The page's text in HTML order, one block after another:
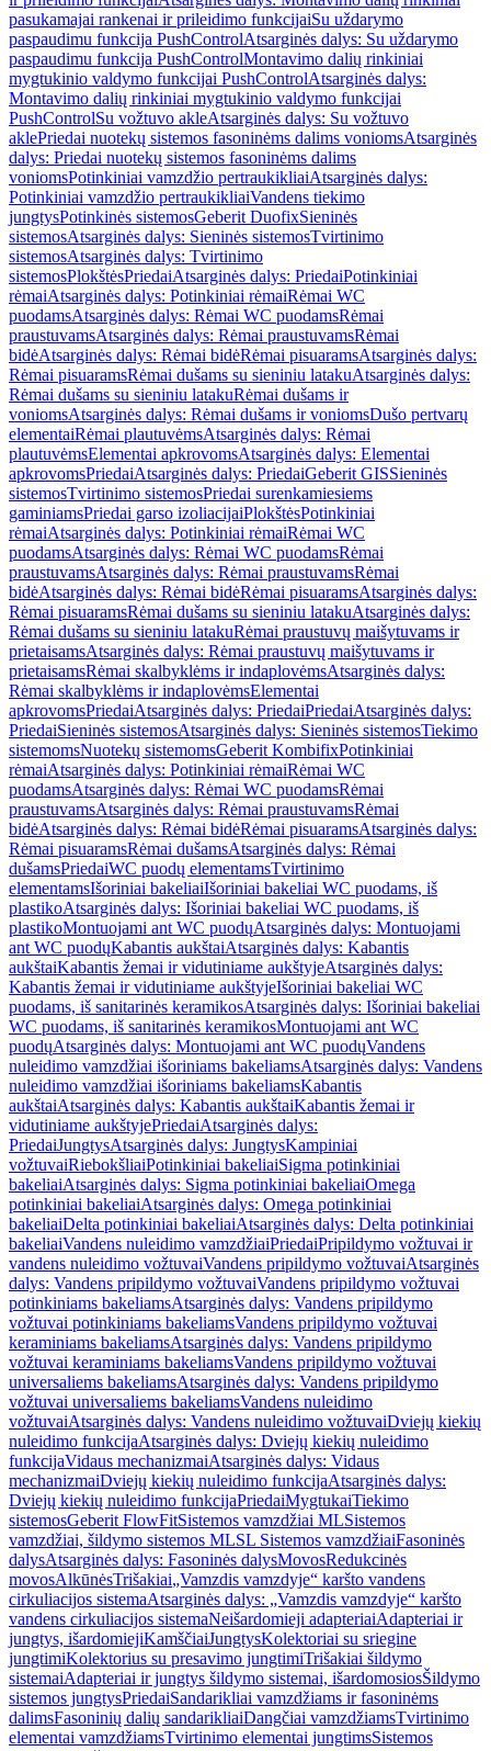
pasukamajai rankenai ir prileidimo funkcijaiSu uždarymo
paspaudimu funkcija PushControlAtsarginės dalys: Su uždarymo
paspaudimu funkcija PushControlMontavimo dalių rinkiniai
mygtukinio valdymo funkcijai PushControlAtsarginės dalys:
Montavimo dalių rinkiniai mygtukinio valdymo funkcijai
PushControlSu vožtuvo akleAtsarginės dalys: Su vožtuvo
aklePriedai nuotekų sistemos fasoninėms dalims voniomsAtsarginės
dalys: Priedai nuotekų sistemos fasoninėms dalims
voniomsPotinkiniai vamzdžio pertraukikliaiAtsarginės dalys:
Potinkiniai vamzdžio pertraukikliaiVandens tiekimo
jungtysPotinkinės sistemosGeberit DuofixSieninės
sistemosAtsarginės dalys: Sieninės sistemosTvirtinimo
sistemosAtsarginės dalys: Tvirtinimo
sistemosPlokštėsPriedaiAtsarginės dalys: PriedaiPotinkiniai
rėmaiAtsarginės dalys: Potinkiniai rėmaiRėmai WC
puodamsAtsarginės dalys: Rėmai WC puodamsRėmai
praustuvamsAtsarginės dalys: Rėmai praustuvamsRėmai
bidėAtsarginės dalys: Rėmai bidėRėmai pisuaramsAtsarginės dalys:
Rėmai pisuaramsRėmai dušams su sieniniu latakuAtsarginės dalys:
Rėmai dušams su sieniniu latakuRėmai dušams ir
voniomsAtsarginės dalys: Rėmai dušams ir voniomsDušo pertvarų
elementaiRėmai plautuvėmsAtsarginės dalys: Rėmai
plautuvėmsElementai apkrovomsAtsarginės dalys: Elementai
apkrovomsPriedaiAtsarginės dalys: PriedaiGeberit GISSieninės
sistemosTvirtinimo sistemosPriedai surenkamiesiems
gaminiamsPriedai garso izoliacijaiPlokštėsPotinkiniai
rėmaiAtsarginės dalys: Potinkiniai rėmaiRėmai WC
puodamsAtsarginės dalys: Rėmai WC puodamsRėmai
praustuvamsAtsarginės dalys: Rėmai praustuvamsRėmai
bidėAtsarginės dalys: Rėmai bidėRėmai pisuaramsAtsarginės dalys:
Rėmai pisuaramsRėmai dušams su sieniniu latakuAtsarginės dalys:
Rėmai dušams su sieniniu latakuRėmai praustuvų maišytuvams ir
prietaisamsAtsarginės dalys: Rėmai praustuvų maišytuvams ir
prietaisamsRėmai skalbyklėms ir indaplovėmsAtsarginės dalys:
Rėmai skalbyklėms ir indaplovėmsElementai
apkrovomsPriedaiAtsarginės dalys: PriedaiPriedaiAtsarginės dalys:
PriedaiSieninės sistemosAtsarginės dalys: Sieninės sistemosTiekimo
sistemomsNuotekų sistemomsGeberit KombifixPotinkiniai
rėmaiAtsarginės dalys: Potinkiniai rėmaiRėmai WC
puodamsAtsarginės dalys: Rėmai WC puodamsRėmai
praustuvamsAtsarginės dalys: Rėmai praustuvamsRėmai
bidėAtsarginės dalys: Rėmai bidėRėmai pisuaramsAtsarginės dalys:
Rėmai pisuaramsRėmai dušamsAtsarginės dalys: Rėmai
dušamsPriedaiWC puodų elementamsTvirtinimo
elementamsIšoriniai bakeliaiIšoriniai bakeliai WC puodams, iš
plastikoAtsarginės dalys: Išoriniai bakeliai WC puodams, iš
plastikoMontuojami ant WC puodųAtsarginės dalys: Montuojami
ant WC puodųKabantis aukštaiAtsarginės dalys: Kabantis
aukštaiKabantis žemai ir vidutiniame aukštyjeAtsarginės dalys:
Kabantis žemai ir vidutiniame aukštyjeIšoriniai bakeliai WC
puodams, iš sanitarinės keramikosAtsarginės dalys: Išoriniai bakeliai
WC puodams, iš sanitarinės keramikosMontuojami ant WC
puodųAtsarginės dalys: Montuojami ant WC puodųVandens
nuleidimo vamzdžiai išoriniams bakeliamsAtsarginės dalys: Vandens
nuleidimo vamzdžiai išoriniams bakeliamsKabantis
aukštaiAtsarginės dalys: Kabantis aukštaiKabantis žemai ir
vidutiniame aukštyjePriedaiAtsarginės dalys:
PriedaiJungtysAtsarginės dalys: JungtysKampiniai
vožtuvaiRiebokšliaiPotinkiniai bakeliaiSigma potinkiniai
bakeliaiAtsarginės dalys: Sigma potinkiniai bakeliaiOmega
potinkiniai bakeliaiAtsarginės dalys: Omega potinkiniai
bakeliaiDelta potinkiniai bakeliaiAtsarginės dalys: Delta potinkiniai
bakeliaiVandens nuleidimo vamzdžiaiPriedaiPripildymo vožtuvai ir
vandens nuleidimo vožtuvaiVandens pripildymo vožtuvaiAtsarginės
dalys: Vandens pripildymo vožtuvaiVandens pripildymo vožtuvai
potinkiniams bakeliamsAtsarginės dalys: Vandens pripildymo
vožtuvai potinkiniams bakeliamsVandens pripildymo vožtuvai
keraminiams bakeliamsAtsarginės dalys: Vandens pripildymo
vožtuvai keraminiams bakeliamsVandens pripildymo vožtuvai
universaliems bakeliamsAtsarginės dalys: Vandens pripildymo
vožtuvai universaliems bakeliamsVandens nuleidimo
vožtuvaiAtsarginės dalys: Vandens nuleidimo vožtuvaiDviejų kiekių
nuleidimo funkcijaAtsarginės dalys: Dviejų kiekių nuleidimo
funkcijaVidaus mechanizmaiAtsarginės dalys: Vidaus
mechanizmaiDviejų kiekių nuleidimo funkcijaAtsarginės dalys:
Dviejų kiekių nuleidimo funkcijaPriedaiMygtukaiTiekimo
sistemosGeberit FlowFitSistemos vamzdžiai MLSistemos
vamzdžiai, šildymo sistemos MLSL Sistemos vamzdžiaiFasoninės
dalysAtsarginės dalys: Fasoninės dalysMovosRedukcinės
movosAlkūnėsTrišakiai„Vamzdis vamzdyje“ karšto vandens
cirkuliacijos sistemaAtsarginės dalys: „Vamzdis vamzdyje“ karšto
vandens cirkuliacijos sistemaNeišardomieji adapteriaiAdapteriai ir
jungtys, išardomiejiKamščiaiJungtysKolektoriai su sriegine
jungtimiKolektorius su presavimo jungtimiTrišakiai šildymo
sistemaiAdapteriai ir jungtys šildymo sistemai, išardomosiosŠildymo
sistemos jungtysPriedaiSandarikliai vamzdžiams ir fasoninėms
dalimsFasoninių dalių sandarikliaiDangčiai vamzdžiamsTvirtinimo
elementai vamzdžiamsTvirtinimo elementai jungtimsSistemos